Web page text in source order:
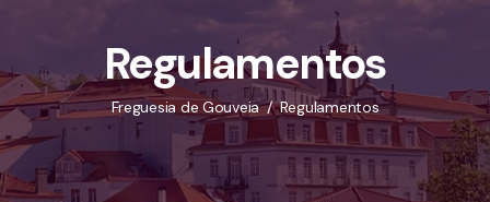
Regulamentos
Freguesia de Gouveia Regulamentos